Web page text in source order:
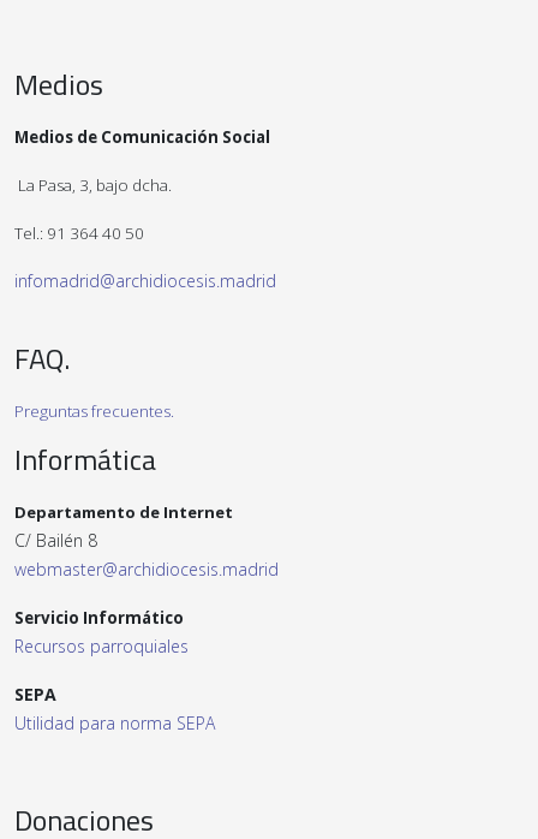
Medios
Medios de Comunicación Social
La Pasa, 3, bajo dcha.
Tel.: 91 364 40 50
infomadrid@archidiocesis.madrid
FAQ.
Preguntas frecuentes.
Informática
Departamento de Internet
C/ Bailén 8
webmaster@archidiocesis.madrid
Servicio Informático
Recursos parroquiales
SEPA
Utilidad para norma SEPA
Donaciones